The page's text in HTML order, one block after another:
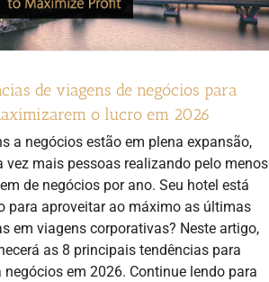
de viagens de negócios para
o lucro em 2026
a negócios estão em plena expansão,
vez mais pessoas realizando pelo menos
de negócios por ano. Seu hotel está
para aproveitar ao máximo as últimas
em viagens corporativas? Neste artigo,
as 8 principais tendências para
negócios em 2026. Continue lendo para